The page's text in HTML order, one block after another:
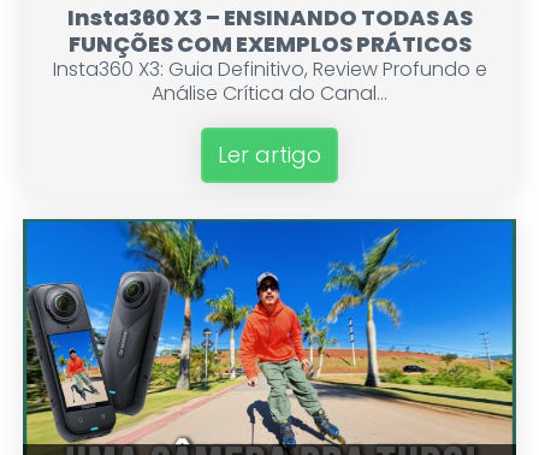
Insta360 X3 – ENSINANDO TODAS AS
FUNÇÕES COM EXEMPLOS PRÁTICOS
Insta360 X3: Guia Definitivo, Review Profundo e
Análise Crítica do Canal...
Ler artigo